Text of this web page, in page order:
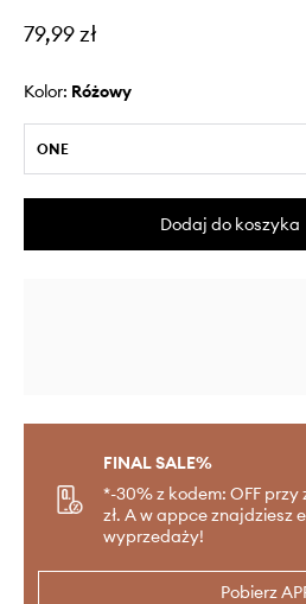
79,99 zł
Kolor: różowy
ONE
Dodaj do koszyka
FINAL SALE%
*-30% z kodem: OFF
zł. A w appce znajdziesz
wyprzedaży!
Pobierz